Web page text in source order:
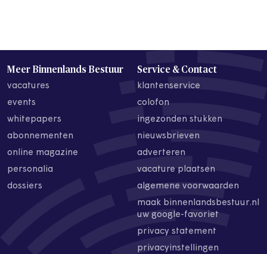
Meer Binnenlands Bestuur
vacatures
events
whitepapers
abonnementen
online magazine
personalia
dossiers
Service & Contact
klantenservice
colofon
ingezonden stukken
nieuwsbrieven
adverteren
vacature plaatsen
algemene voorwaarden
maak binnenlandsbestuur.nl
uw google-favoriet
privacy statement
privacyinstellingen